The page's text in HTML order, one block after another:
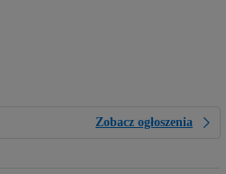
Zobacz ogłoszenia